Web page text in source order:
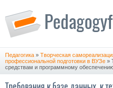
Педагогика » Творческая
профессиональной подготовки в ВУЗе »
средствам и программному